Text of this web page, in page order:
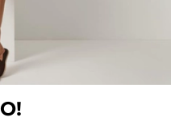
Отличный
носки . Выбирая
стильный и
который
долгого времени.